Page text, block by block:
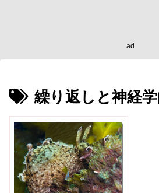
ad
繰り返しと神経